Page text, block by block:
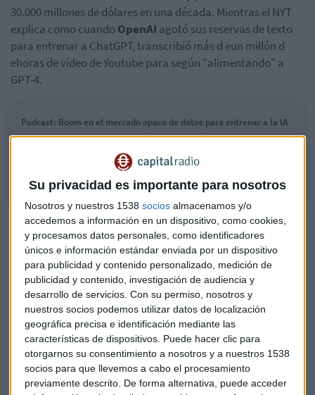
Su privacidad es importante para nosotros
Nosotros y nuestros 1538 socios almacenamos y/o
accedemos a información en un dispositivo, como cookies,
y procesamos datos personales, como identificadores
únicos e información estándar enviada por un dispositivo
para publicidad y contenido personalizado, medición de
publicidad y contenido, investigación de audiencia y
desarrollo de servicios. Con su permiso, nosotros y
nuestros socios podemos utilizar datos de localización
geográfica precisa e identificación mediante las
características de dispositivos. Puede hacer clic para
otorgarnos su consentimiento a nosotros y a nuestros 1538
socios para que llevemos a cabo el procesamiento
previamente descrito. De forma alternativa, puede acceder
30.000 millones de dólares en una década. Mientras el NYT
explica como cuando OpenAI agotó sus reservas de texto
para entrenar a ChatGPT, transcribió más d eun millón d
ehoras de vídeo de Youtube para según "alimentando" a
GPT-4.
Podcast: Boom en el mercado opaco de datos para entrenar a la IA
¿Cómo acceden y cuánto pagan las empresas tecnológicas por los
datos necesarios para entrenar a la inteligencia artificial?
Polémica en Nueva York: una IA te
invita a violar leyes